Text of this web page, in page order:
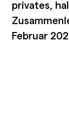
privates,
Februar